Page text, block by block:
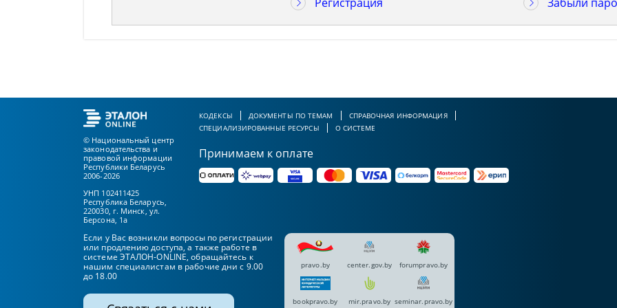
© Национальный центр
законодательства и
правовой информации
Республики Беларусь
2006-2026
УНП 102411425
Республика Беларусь,
220030, г. Минск, ул.
Берсона, 1а
КОДЕКСЫ ДОКУМЕНТЫ ПО ТЕМАМ
СПРАВОЧНАЯ ИНФОРМАЦИЯ
СПЕЦИАЛИЗИРОВАННЫЕ РЕСУРСЫ
О СИСТЕМЕ
Принимаем к оплате
Если у Вас возникли вопросы по регистрации
или продлению доступа, а также работе в
системе ЭТАЛОН-ONLINE, обращайтесь к
нашим специалистам в рабочие дни с 9.00
до 18.00
pravo.by center.gov.by forumpravo.by
bookpravo.by mir.pravo.by seminar.pravo.by